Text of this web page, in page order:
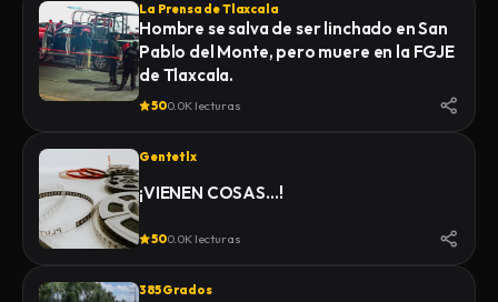
La Prensa de Tlaxcala
Hombre se salva de ser linchado en San
Pablo del Monte, pero muere en la FGJE
de Tlaxcala.
500.0K lecturas
Gentetlx
¡VIENEN COSAS…!
500.0K lecturas
385 Grados